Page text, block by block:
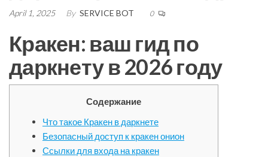
April 1, 2025 By SERVICE BOT 0
Кракен: ваш гид по
даркнету в 2026 году
Содержание
Что такое Кракен в даркнете
Безопасный доступ к кракен онион
Ссылки для входа на кракен